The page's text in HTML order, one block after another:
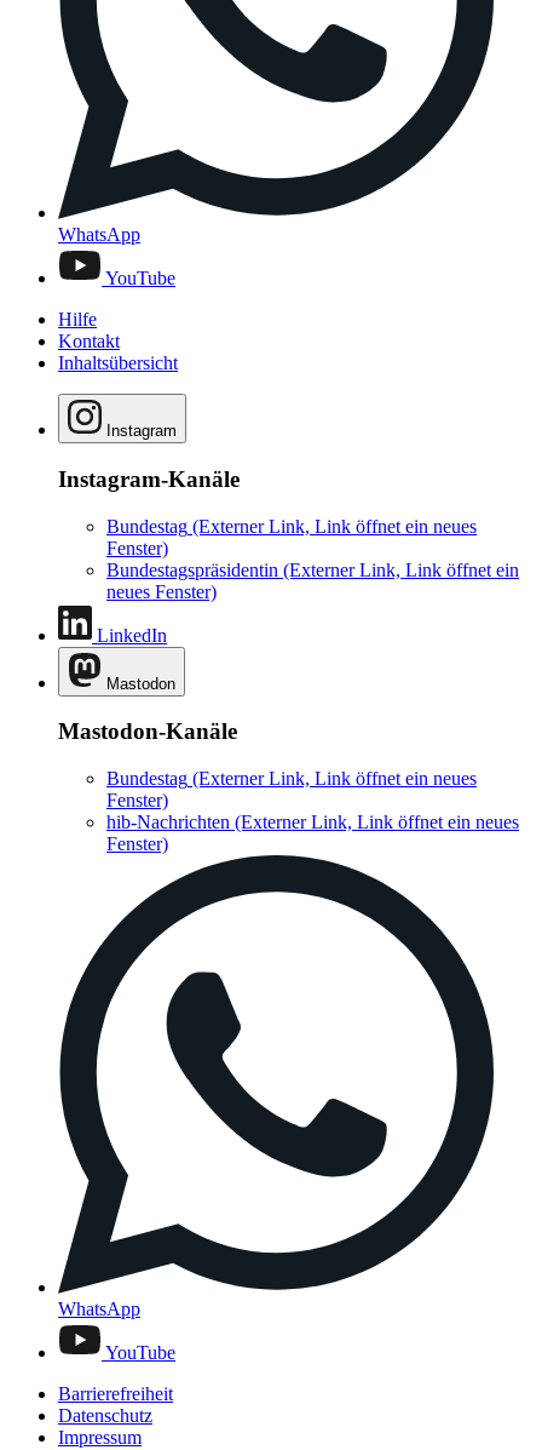
WhatsApp
YouTube
Hilfe
Kontakt
Inhaltsübersicht
Instagram
Instagram-Kanäle
Bundestag (Externer Link, Link öffnet ein neues
Fenster)
Bundestagspräsidentin (Externer Link, Link öffnet ein
neues Fenster)
LinkedIn
Mastodon
Mastodon-Kanäle
Bundestag (Externer Link, Link öffnet ein neues
Fenster)
hib-Nachrichten (Externer Link, Link öffnet ein neues
Fenster)
WhatsApp
YouTube
Barrierefreiheit
Datenschutz
Impressum